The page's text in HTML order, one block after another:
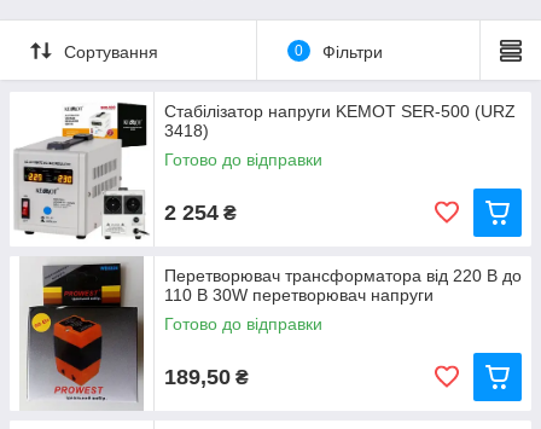
Сортування 0 Фільтри
Стабілізатор напруги KEMOT SER-500 (URZ
3418)
Готово до відправки
2 254 ₴
Перетворювач трансформатора від 220 В до
110 В 30W перетворювач напруги
Готово до відправки
189,50 ₴